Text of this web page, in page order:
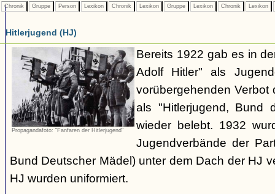
Chronik Gruppe Person Lexikon Chronik Lexikon Gruppe Lexikon Chronik Lexikon
Hitlerjugend (HJ)
Propagandafoto: "Fanfaren der Hitlerjugend"
Bereits 1922 gab es in
Adolf Hitler" als
vorübergehenden Verbot
als "Hitlerjugend, Bund
wieder belebt. 1932
Jugendverbände der
Bund Deutscher Mädel) unter dem Dach der HJ
HJ wurden uniformiert.